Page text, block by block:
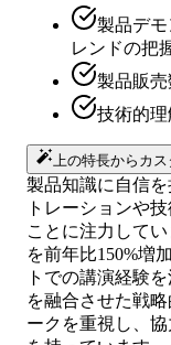
製品デ
レンドの把
製品販
技術的
上の特長からカ
製品知識に自信
トレーションや
ことに注力して
を前年比150%増
トでの講演経験
を融合させた戦
ークを重視し、